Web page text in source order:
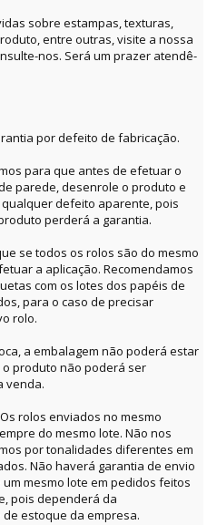
sobre estampas, texturas,
entre outras, visite a nossa
nos. Será um prazer atendê-
por defeito de fabricação.
para que antes de efetuar o
parede, desenrole o produto e
defeito aparente, pois
perderá a garantia.
se todos os rolos são do mesmo
a aplicação. Recomendamos
com os lotes dos papéis de
para o caso de precisar
rolo.
a embalagem não poderá estar
produto não poderá ser
venda.
rolos enviados no mesmo
do mesmo lote. Não nos
por tonalidades diferentes em
Não haverá garantia de envio
mesmo lote em pedidos feitos
pois dependerá da
estoque da empresa.